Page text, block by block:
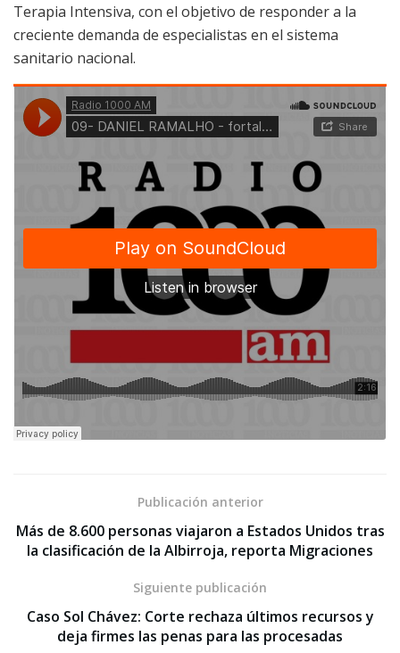
Terapia Intensiva, con el objetivo de responder a la
creciente demanda de especialistas en el sistema
sanitario nacional.
Publicación anterior
Más de 8.600 personas viajaron a Estados Unidos tras
la clasificación de la Albirroja, reporta Migraciones
Siguiente publicación
Caso Sol Chávez: Corte rechaza últimos recursos y
deja firmes las penas para las procesadas